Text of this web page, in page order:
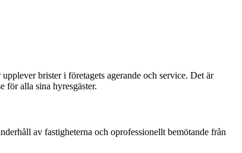
brister i företagets agerande och service. Det är
för alla sina hyresgäster.
av fastigheterna och oprofessionellt bemötande från